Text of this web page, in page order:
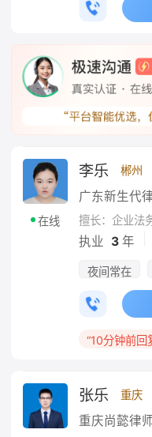
在线
李乐 郴州
擅长：企业法
执业 3 年
夜间常在
“10分钟前回
张乐 重庆